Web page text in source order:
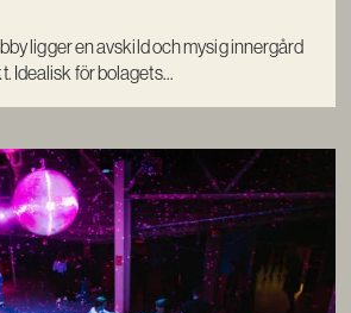
ligger en avskild och mysig innergård
Idealisk för bolagets...